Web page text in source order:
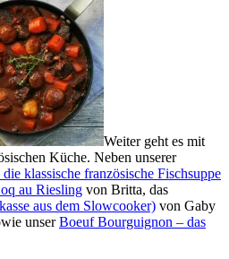
Weiter geht es mit
Küche. Neben unserer
klassische französische Fischsuppe
au Riesling von Britta, das
aus dem Slowcooker) von Gaby
unserBoeuf Bourguignon – das